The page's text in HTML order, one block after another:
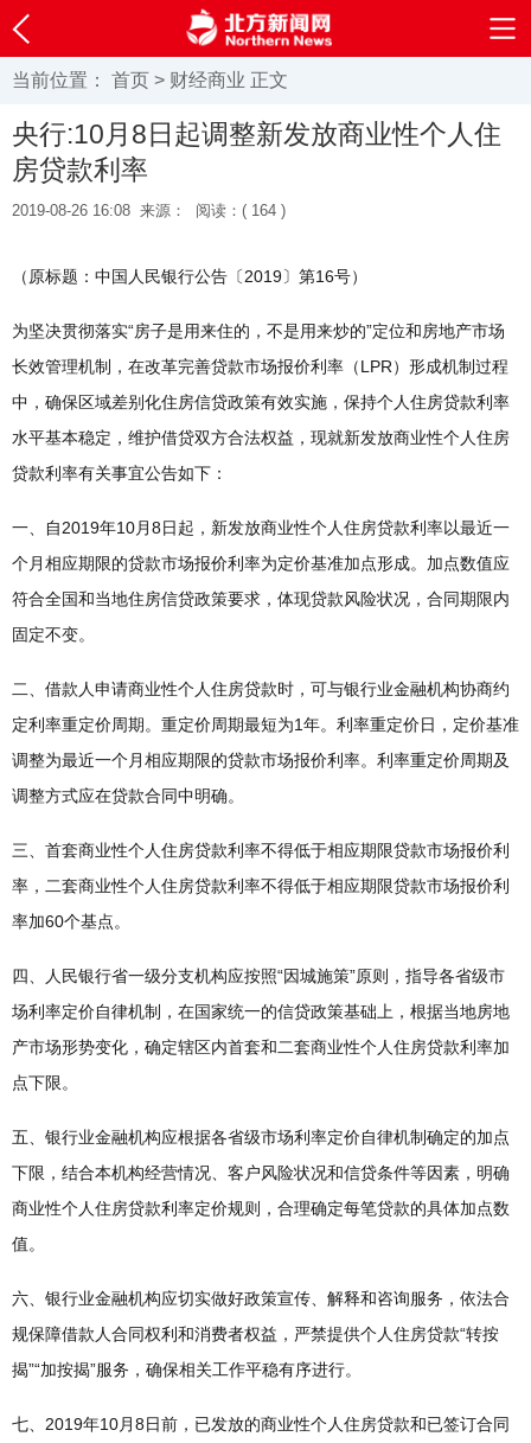
当前位置： 首页 > 财经商业 正文
央行:10月8日起调整新发放商业性个人住
房贷款利率
2019-08-26 16:08 来源： 阅读：( 164 )
（原标题：中国人民银行公告〔2019〕第16号）
为坚决贯彻落实“房子是用来住的，不是用来炒的”定位和房地产市场
长效管理机制，在改革完善贷款市场报价利率（LPR）形成机制过程
中，确保区域差别化住房信贷政策有效实施，保持个人住房贷款利率
水平基本稳定，维护借贷双方合法权益，现就新发放商业性个人住房
贷款利率有关事宜公告如下：
一、自2019年10月8日起，新发放商业性个人住房贷款利率以最近一
个月相应期限的贷款市场报价利率为定价基准加点形成。加点数值应
符合全国和当地住房信贷政策要求，体现贷款风险状况，合同期限内
固定不变。
二、借款人申请商业性个人住房贷款时，可与银行业金融机构协商约
定利率重定价周期。重定价周期最短为1年。利率重定价日，定价基准
调整为最近一个月相应期限的贷款市场报价利率。利率重定价周期及
调整方式应在贷款合同中明确。
三、首套商业性个人住房贷款利率不得低于相应期限贷款市场报价利
率，二套商业性个人住房贷款利率不得低于相应期限贷款市场报价利
率加60个基点。
四、人民银行省一级分支机构应按照“因城施策”原则，指导各省级市
场利率定价自律机制，在国家统一的信贷政策基础上，根据当地房地
产市场形势变化，确定辖区内首套和二套商业性个人住房贷款利率加
点下限。
五、银行业金融机构应根据各省级市场利率定价自律机制确定的加点
下限，结合本机构经营情况、客户风险状况和信贷条件等因素，明确
商业性个人住房贷款利率定价规则，合理确定每笔贷款的具体加点数
值。
六、银行业金融机构应切实做好政策宣传、解释和咨询服务，依法合
规保障借款人合同权利和消费者权益，严禁提供个人住房贷款“转按
揭”“加按揭”服务，确保相关工作平稳有序进行。
七、2019年10月8日前，已发放的商业性个人住房贷款和已签订合同